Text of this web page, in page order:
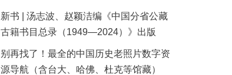
新书 | 汤志波、赵颖洁编《中国分省公藏
古籍书目总录（1949—2024）》出版
别再找了！最全的中国历史老照片数字资
源导航（含台大、哈佛、杜克等馆藏）